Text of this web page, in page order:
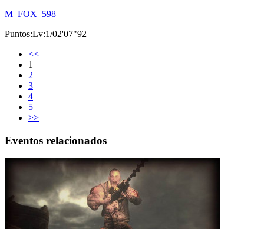
M_FOX_598
Puntos:Lv:1/02'07"92
<<
1
2
3
4
5
>>
Eventos relacionados